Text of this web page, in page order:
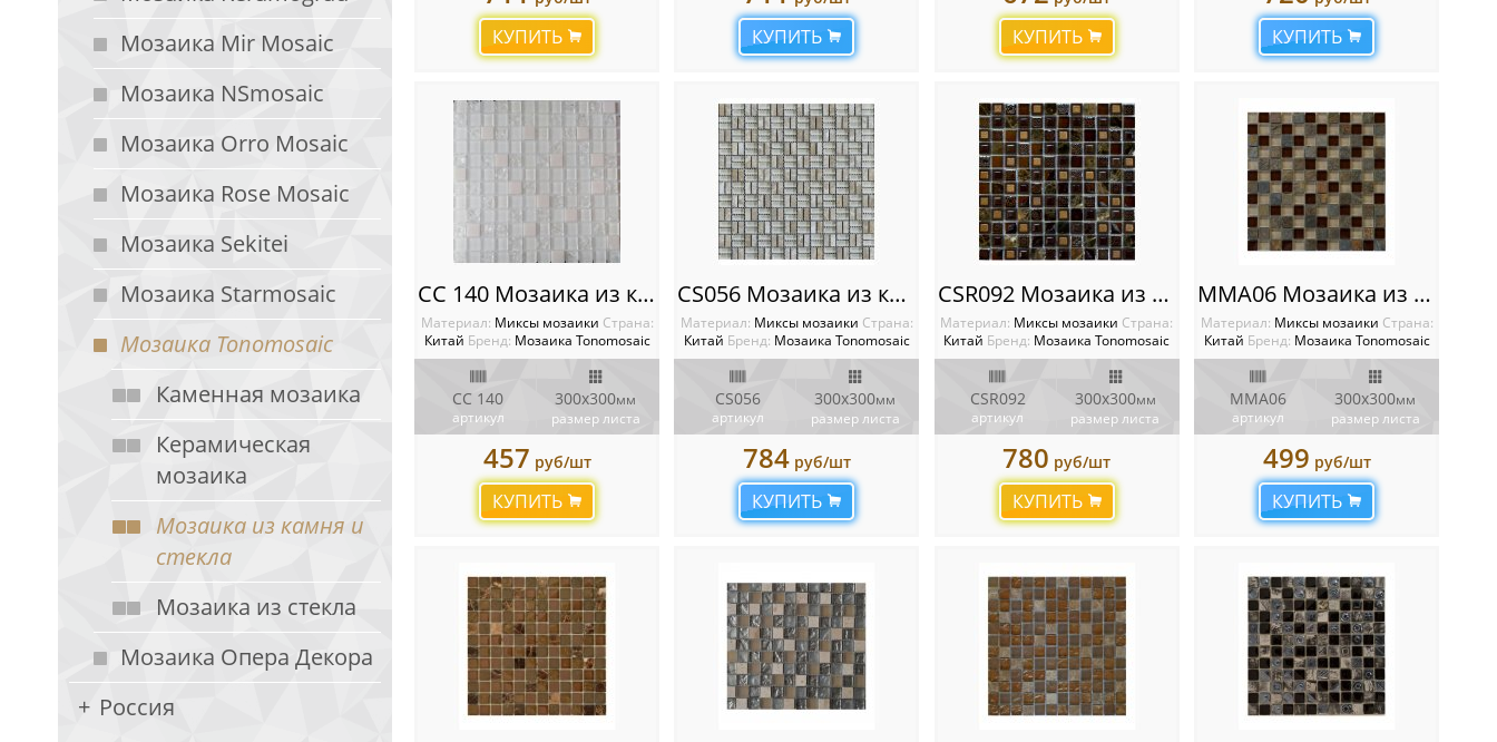
Мозаика Mir Mosaic
Мозаика NSmosaic
Мозаика Orro Mosaic
Мозаика Rose Mosaic
Мозаика Sekitei
Мозаика Starmosaic
Мозаика Tonomosaic
Каменная мозаика
Керамическая
мозаика
Мозаика из камня и
стекла
Мозаика из стекла
Мозаика Опера Декора
Россия
КУПИТЬ КУПИТЬ КУПИТЬ КУПИТЬ
CC 140 Мозаика из камня и стекла
Материал: Миксы мозаики Cтрана:
Китай Бренд: Мозаика Tonomosaic
CC 140
артикул
300х300мм
размер листа
457 руб/шт
КУПИТЬ
CS056 Мозаика из камня и стекла
Материал: Миксы мозаики Cтрана:
Китай Бренд: Мозаика Tonomosaic
CS056
артикул
300х300мм
размер листа
784руб/шт
КУПИТЬ
CSR092 Мозаика из камня и стекла
Материал: Миксы мозаики Cтрана:
Китай Бренд: Мозаика Tonomosaic
CSR092
артикул
300х300мм
размер листа
780 руб/шт
КУПИТЬ
MMA06 Мозаика из камня и стекла
Материал: Миксы мозаики Cтрана:
Китай Бренд: Мозаика Tonomosaic
MMA06
артикул
300х300мм
размер листа
499 руб/шт
КУПИТЬ